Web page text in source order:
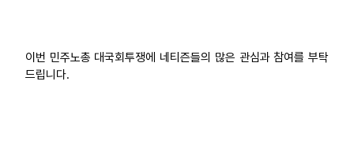
이번 민주노총 대국회투쟁에 네티즌들의 많은 관심과 참여를 부탁
드립니다.